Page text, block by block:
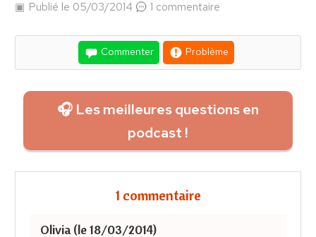
Publié le 05/03/2014 1 commentaire
Commenter Problème
🎧 Les meilleures questions en
podcast !
1 commentaire
Olivia (le 18/03/2014)